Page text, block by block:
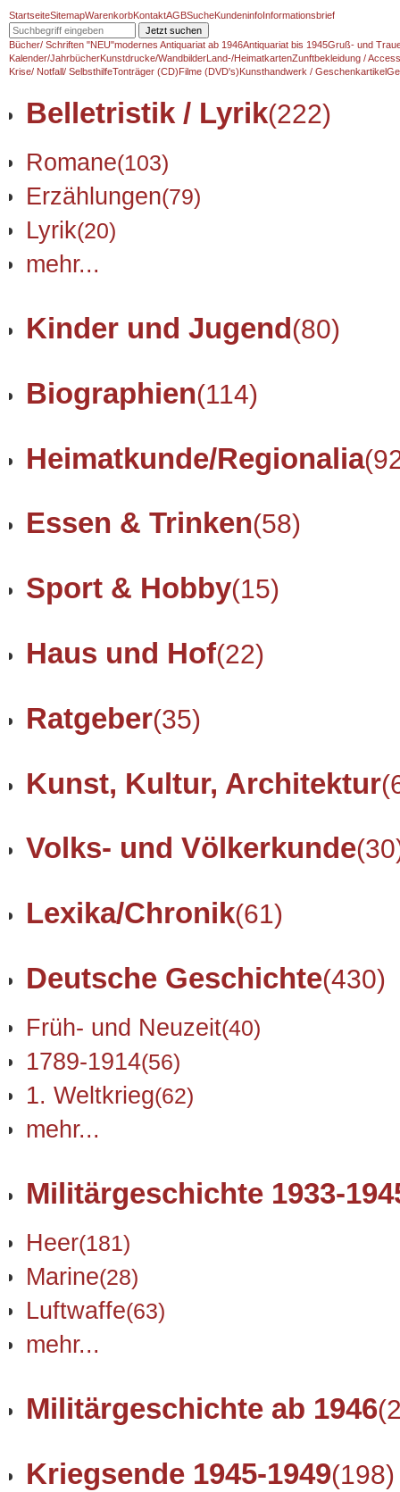
StartseiteSitemapWarenkorbKontaktAGBSucheKundeninfoInformationsbrief
Jetzt suchen
Bücher/ Schriften "NEU"modernes Antiquariat ab 1946Antiquariat bis 1945Gruß- und
Kalender/JahrbücherKunstdrucke/WandbilderLand-/HeimatkartenZunftbekleidung /
Krise/ Notfall/ SelbsthilfeTonträger (CD)Filme (DVD's)Kunsthandwerk / Geschenkartikel
Belletristik / Lyrik(222)
Romane(103)
Erzählungen(79)
Lyrik(20)
mehr...
Kinder und Jugend(80)
Biographien(114)
Heimatkunde/Regionalia
Essen & Trinken(58)
Sport & Hobby(15)
Haus und Hof(22)
Ratgeber(35)
Kunst, Kultur, Architektur
Volks- und Völkerkunde
Lexika/Chronik(61)
Deutsche Geschichte(430)
Früh- und Neuzeit(40)
1789-1914(56)
1. Weltkrieg(62)
mehr...
Militärgeschichte 1933-
Heer(181)
Marine(28)
Luftwaffe(63)
mehr...
Militärgeschichte ab 1946
Kriegsende 1945-1949(198)